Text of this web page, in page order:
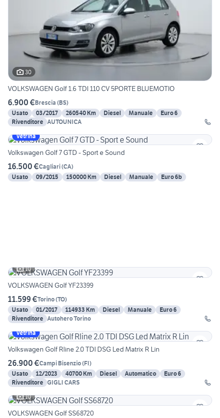
30
VOLKSWAGEN Golf 1.6 TDI 110 CV 5PORTE BLUEMOTIO
6.900 €Brescia (BS)
Usato
03/2017 260540 Km Diesel Manuale
Euro 6
Rivenditore AUTOUNICA
Vetrina
Volkswagen Golf 7 GTD - Sport e Sound
16.500 €Cagliari(CA)
Usato
09/2015 150000 Km Diesel Manuale Euro 6b
10
VOLKSWAGEN Golf YF23399
11.599 €Torino(TO)
Usato
01/2017 114933 Km Diesel Manuale
Euro 6
Rivenditore Autohero Torino
Vetrina
Volkswagen Golf Rline 2.0 TDI DSG Led Matrix R Lin
26.900 €Campi Bisenzio(FI)
Usato
12/2023 40700 Km Diesel Automatico
Euro 6
Rivenditore GIGLI CARS
10
VOLKSWAGEN Golf SS68720